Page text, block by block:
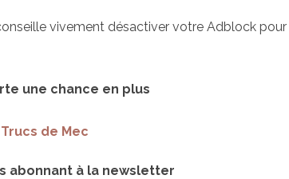
vivement désactiver votre Adblock pour
une chance en plus
de Mec
abonnant à la newsletter